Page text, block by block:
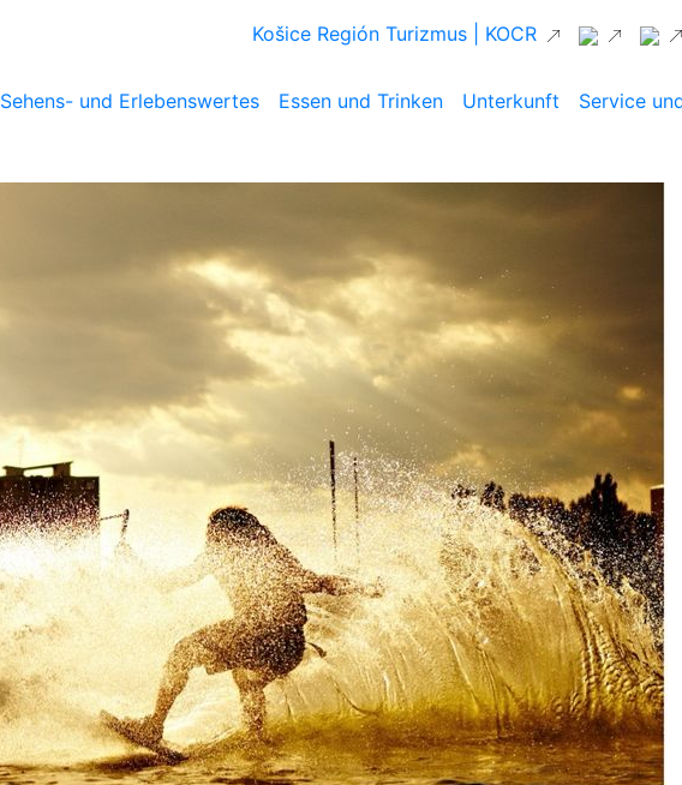
Košice Región Turizmus | KOCR
Sehens- und Erlebenswertes Essen und Trinken Unterkunft Service